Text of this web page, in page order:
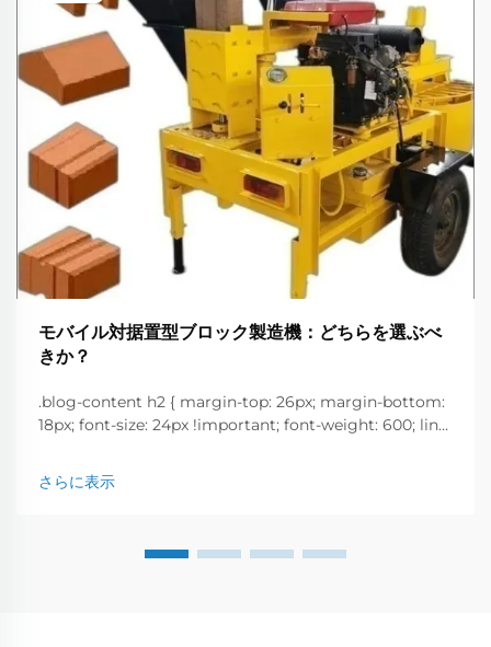
モバイル対据置型ブロック製造機：どちらを選ぶべ
きか？
.blog-content h2 { margin-top: 26px; margin-bottom:
18px; font-size: 24px !important; font-weight: 600; line-
margin-bottom: 18px; font-size: 20px !important; font-
w...
さらに表示